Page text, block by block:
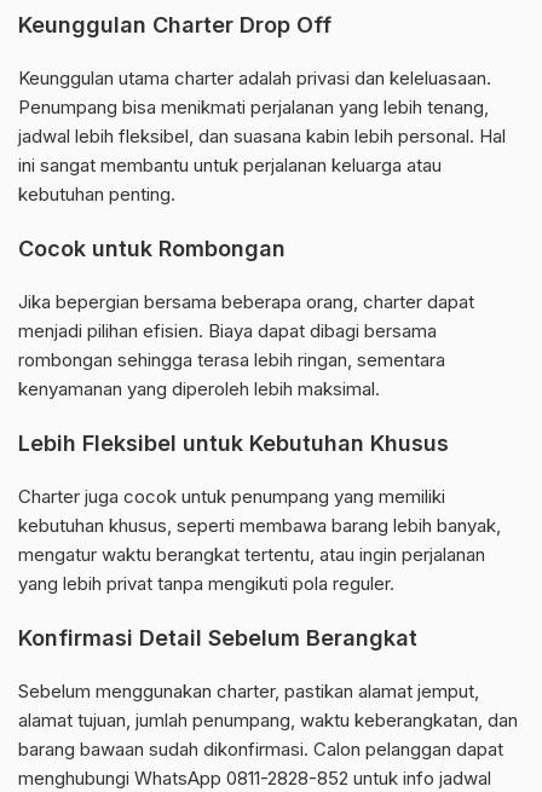
Keunggulan Charter Drop Off
Keunggulan utama charter adalah privasi dan keleluasaan.
Penumpang bisa menikmati perjalanan yang lebih tenang,
jadwal lebih fleksibel, dan suasana kabin lebih personal. Hal
ini sangat membantu untuk perjalanan keluarga atau
kebutuhan penting.
Cocok untuk Rombongan
Jika bepergian bersama beberapa orang, charter dapat
menjadi pilihan efisien. Biaya dapat dibagi bersama
rombongan sehingga terasa lebih ringan, sementara
kenyamanan yang diperoleh lebih maksimal.
Lebih Fleksibel untuk Kebutuhan Khusus
Charter juga cocok untuk penumpang yang memiliki
kebutuhan khusus, seperti membawa barang lebih banyak,
mengatur waktu berangkat tertentu, atau ingin perjalanan
yang lebih privat tanpa mengikuti pola reguler.
Konfirmasi Detail Sebelum Berangkat
Sebelum menggunakan charter, pastikan alamat jemput,
alamat tujuan, jumlah penumpang, waktu keberangkatan, dan
barang bawaan sudah dikonfirmasi. Calon pelanggan dapat
menghubungi WhatsApp 0811-2828-852 untuk info jadwal